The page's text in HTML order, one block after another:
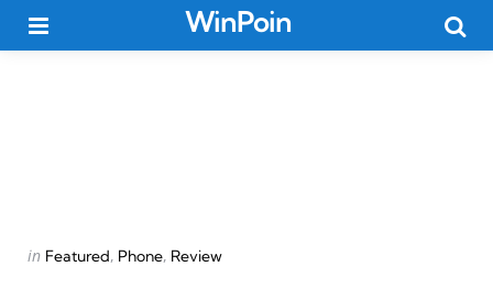
WinPoin
Categories
Posted
in Featured Phone Review